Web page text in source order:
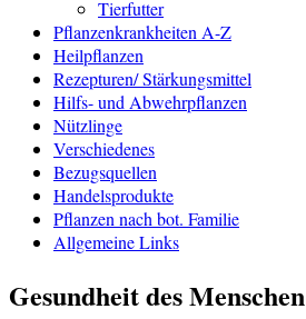
Tierfutter
Pflanzenkrankheiten A-Z
Heilpflanzen
Rezepturen/ Stärkungsmittel
Hilfs- und Abwehrpflanzen
Nützlinge
Verschiedenes
Bezugsquellen
Handelsprodukte
Pflanzen nach bot. Familie
Allgemeine Links
Gesundheit des Menschen